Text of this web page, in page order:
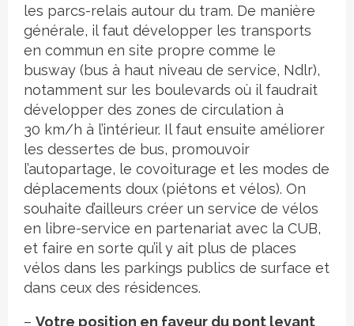
les parcs-relais autour du tram. De manière
générale, il faut développer les transports
en commun en site propre comme le
busway (bus à haut niveau de service, Ndlr),
notamment sur les boulevards où il faudrait
développer des zones de circulation à
30 km/h à l’intérieur. Il faut ensuite améliorer
les dessertes de bus, promouvoir
l’autopartage, le covoiturage et les modes de
déplacements doux (piétons et vélos). On
souhaite d’ailleurs créer un service de vélos
en libre-service en partenariat avec la CUB,
et faire en sorte qu’il y ait plus de places
vélos dans les parkings publics de surface et
dans ceux des résidences.
– Votre position en faveur du pont levant